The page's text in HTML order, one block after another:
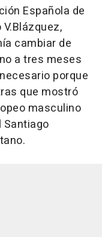
Española de
cambiar de
a tres meses
porque
que mostró
masculino
Santiago